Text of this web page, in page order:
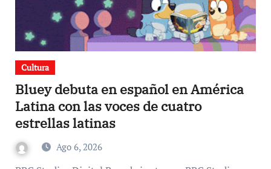
Cultura
Bluey debuta en español en América
Latina con las voces de cuatro
estrellas latinas
Ago 6, 2026